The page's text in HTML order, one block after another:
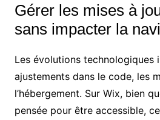
Gérer les mises à
sans impacter la
Les évolutions technologiques
ajustements dans le code, les
l’hébergement. Sur Wix, bien
pensée pour être accessible,